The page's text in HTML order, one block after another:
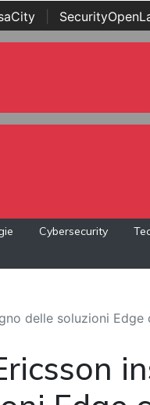
Cybersecurity
delle soluzioni Edge